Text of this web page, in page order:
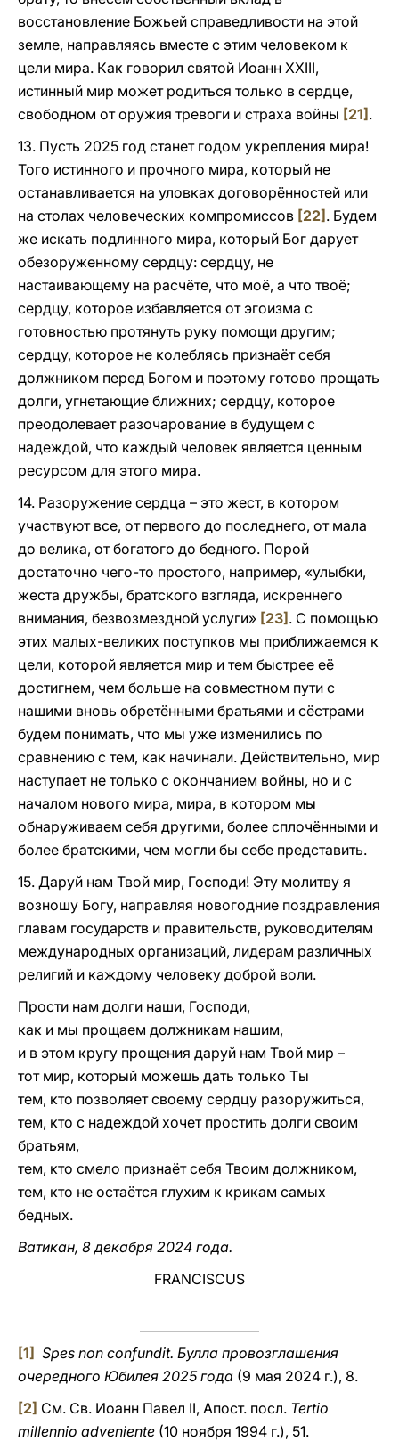
восстановление Божьей справедливости на этой
земле, направляясь вместе с этим человеком к
цели мира. Как говорил святой Иоанн XXIII,
истинный мир может родиться только в сердце,
свободном от оружия тревоги и страха войны [21] .
13. Пусть 2025 год станет годом укрепления мира!
Того истинного и прочного мира, который не
останавливается на уловках договорённостей или
на столах человеческих компромиссов [22] . Будем
же искать подлинного мира, который Бог дарует
обезоруженному сердцу: сердцу, не
настаивающему на расчёте, что моё, а что твоё;
сердцу, которое избавляется от эгоизма с
готовностью протянуть руку помощи другим;
сердцу, которое не колеблясь признаёт себя
должником перед Богом и поэтому готово прощать
долги, угнетающие ближних; сердцу, которое
преодолевает разочарование в будущем с
надеждой, что каждый человек является ценным
ресурсом для этого мира.
14. Разоружение сердца – это жест, в котором
участвуют все, от первого до последнего, от мала
до велика, от богатого до бедного. Порой
достаточно чего-то простого, например, «улыбки,
жеста дружбы, братского взгляда, искреннего
внимания, безвозмездной услуги» [23] . С помощью
этих малых-великих поступков мы приближаемся к
цели, которой является мир и тем быстрее её
достигнем, чем больше на совместном пути с
нашими вновь обретёнными братьями и сёстрами
будем понимать, что мы уже изменились по
сравнению с тем, как начинали. Действительно, мир
наступает не только с окончанием войны, но и с
началом нового мира, мира, в котором мы
обнаруживаем себя другими, более сплочёнными и
более братскими, чем могли бы себе представить.
15. Даруй нам Твой мир, Господи! Эту молитву я
возношу Богу, направляя новогодние поздравления
главам государств и правительств, руководителям
международных организаций, лидерам различных
религий и каждому человеку доброй воли.
Прости нам долги наши, Господи,
как и мы прощаем должникам нашим,
и в этом кругу прощения даруй нам Твой мир –
тот мир, который можешь дать только Ты
тем, кто позволяет своему сердцу разоружиться,
тем, кто с надеждой хочет простить долги своим
братьям,
тем, кто смело признаёт себя Твоим должником,
тем, кто не остаётся глухим к крикам самых
бедных.
Ватикан, 8 декабря 2024 года.
FRANCISCUS
[1] Spes non confundit. Булла провозглашения
очередного Юбилея 2025 года (9 мая 2024 г.), 8.
[2] См. Св. Иоанн Павел II, Апост. посл. Tertio
millennio adveniente (10 ноября 1994 г.), 51.